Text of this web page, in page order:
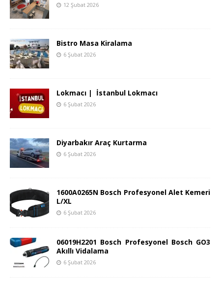
12 Şubat 2026
Bistro Masa Kiralama
6 Şubat 2026
Lokmacı | İstanbul Lokmacı
6 Şubat 2026
Diyarbakır Araç Kurtarma
6 Şubat 2026
1600A0265N Bosch Profesyonel Alet Kemeri
L/XL
6 Şubat 2026
06019H2201 Bosch Profesyonel Bosch GO3
Akıllı Vidalama
6 Şubat 2026